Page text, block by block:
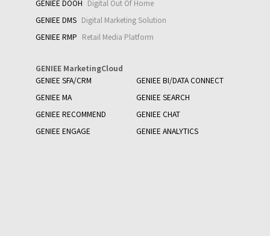
GENIEE DOOH Digital Out Of Home
GENIEE DMS Digital Marketing Solution
GENIEE RMP Retail Media Platform
GENIEE MarketingCloud
GENIEE SFA/CRM
GENIEE BI/DATA CONNECT
GENIEE MA
GENIEE SEARCH
GENIEE RECOMMEND
GENIEE CHAT
GENIEE ENGAGE
GENIEE ANALYTICS